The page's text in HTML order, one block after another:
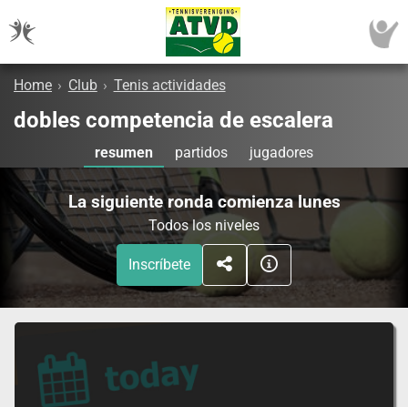
Home › Club › Tenis actividades
dobles competencia de escalera
resumen partidos jugadores
La siguiente ronda comienza lunes
Todos los niveles
Inscríbete